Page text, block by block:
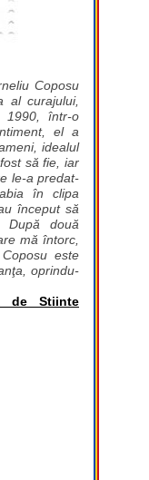
Coposu
al curajului,
1990, într-o
el a
idealul
să fie, iar
le-a predat-
în clipa
început să
După două
mă întorc,
este
oprindu-
de Stiinte